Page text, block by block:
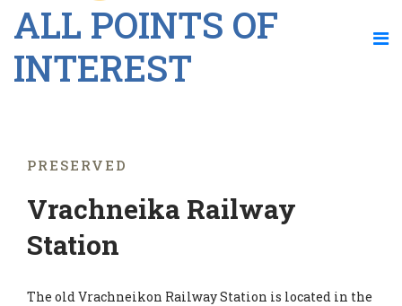
ALL POINTS OF
INTEREST
PRESERVED
Vrachneika Railway
Station
The old Vrachneikon Railway Station is located in the